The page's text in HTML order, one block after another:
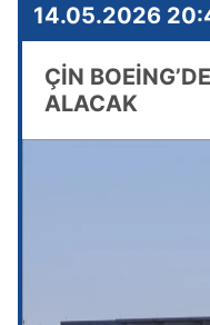
14.05.2026
ÇİN
ALACAK